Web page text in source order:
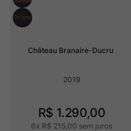
Château Branaire-Ducru
2019
R$ 1.290,00
6x R$ 215 00 sem juros